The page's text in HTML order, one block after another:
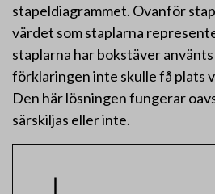
stapeldiagrammet. Ovanför
värdet som staplarna
staplarna har bokstäver
förklaringen inte skulle få plats
Den här lösningen fungerar
särskiljas eller inte.